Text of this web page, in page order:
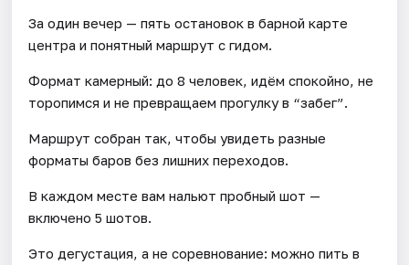
За один вечер — пять остановок в барной карте
центра и понятный маршрут с гидом.
Формат камерный: до 8 человек, идём спокойно, не
торопимся и не превращаем прогулку в “забег”.
Маршрут собран так, чтобы увидеть разные
форматы баров без лишних переходов.
В каждом месте вам нальют пробный шот —
включено 5 шотов.
Это дегустация, а не соревнование: можно пить в